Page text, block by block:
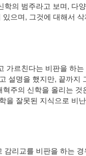
의 범주라고 보며, 다
으며, 그것에 대해서
가르친다는 비판을 하
설명을 했지만, 끝까지
주의 신학을 올리는 것
을 잘못된 지식으로 비
리교를 비판을 하는